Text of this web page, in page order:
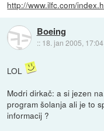
http://www.ilfc.com/
Boeing
:: 18. jan 2005, 17:04
LOL
Modri dirkač: a si jezen
program šolanja ali je to
informacij ?